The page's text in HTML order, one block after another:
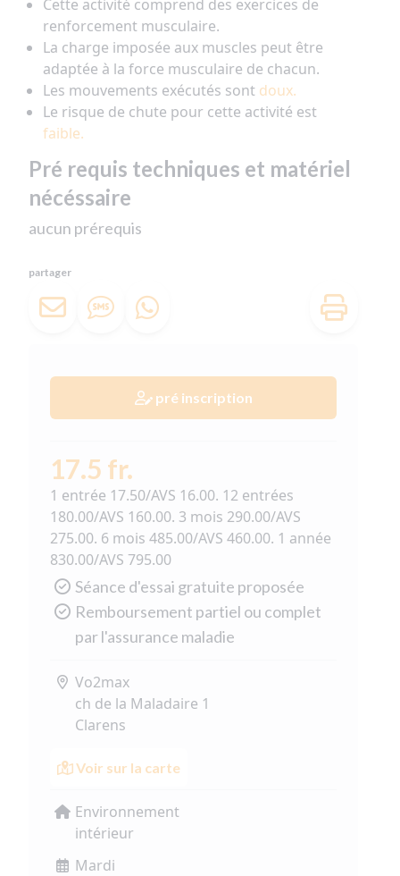
Cette activité comprend des exercices de
renforcement musculaire.
La charge imposée aux muscles peut être
adaptée à la force musculaire de chacun.
Les mouvements exécutés sont doux.
Le risque de chute pour cette activité est
faible.
Pré requis techniques et matériel
nécéssaire
aucun prérequis
partager
pré inscription
17.5 fr.
1 entrée 17.50/AVS 16.00. 12 entrées
180.00/AVS 160.00. 3 mois 290.00/AVS
275.00. 6 mois 485.00/AVS 460.00. 1 année
830.00/AVS 795.00
Séance d'essai gratuite proposée
Remboursement partiel ou complet
par l'assurance maladie
Vo2max
ch de la Maladaire 1
Clarens
Voir sur la carte
Environnement
intérieur
Mardi